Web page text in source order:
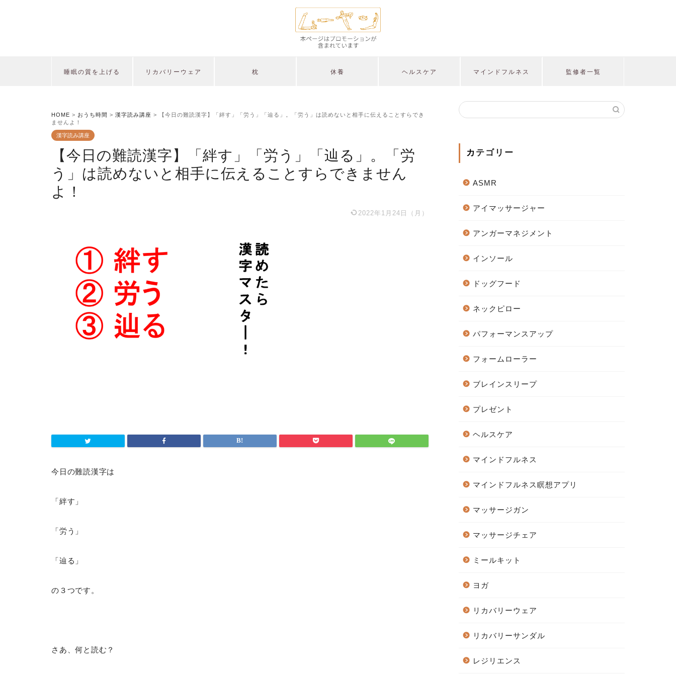
睡眠の質を上げる リカバリーウェア 枕 休養 ヘルスケア マインドフルネス 監修者一覧
HOME > おうち時間 > 漢字読み講座 >
【今日の難読漢字】「絆す」「労う」「辿る」。「労う」は読めないと相手に伝えることすらでき
ませんよ！
漢字読み講座
【今日の難読漢字】「絆す」「労う」「辿る」。「労
う」は読めないと相手に伝えることすらできません
よ！
2022年1月24日（月）
今日の難読漢字は
「絆す」
「労う」
「辿る」
の３つです。
さあ、何と読む？
カテゴリー
ASMR
アイマッサージャー
アンガーマネジメント
インソール
ドッグフード
ネックピロー
パフォーマンスアップ
フォームローラー
ブレインスリープ
プレゼント
ヘルスケア
マインドフルネス
マインドフルネス瞑想アプリ
マッサージガン
マッサージチェア
ミールキット
ヨガ
リカバリーウェア
リカバリーサンダル
レジリエンス